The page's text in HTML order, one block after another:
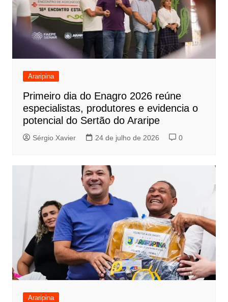
Araripina
Primeiro dia do Enagro 2026 reúne
especialistas, produtores e evidencia o
potencial do Sertão do Araripe
Sérgio Xavier 24 de julho de 2026 0
Araripina